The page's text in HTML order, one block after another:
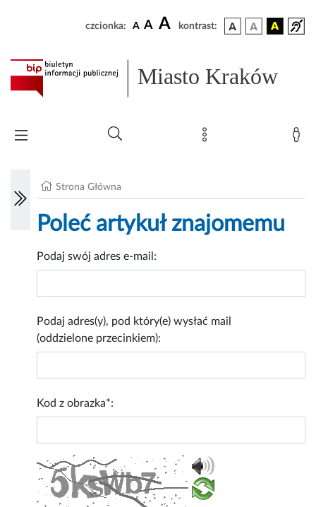
czcionka: A A A kontrast:
Miasto Kraków
Strona Główna
Poleć artykuł znajomemu
Podaj swój adres e-mail:
Podaj adres(y), pod który(e) wysłać mail
(oddzielone przecinkiem):
Kod z obrazka*: